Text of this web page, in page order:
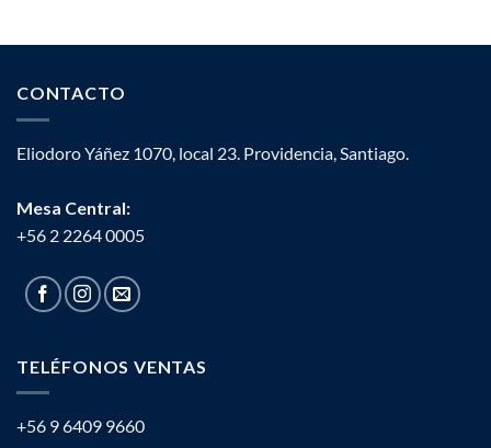
CONTACTO
Eliodoro Yáñez 1070, local 23. Providencia, Santiago.
Mesa Central:
+56 2 2264 0005
TELÉFONOS VENTAS
+56 9 6409 9660